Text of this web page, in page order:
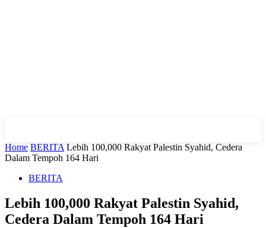
Home BERITA Lebih 100,000 Rakyat Palestin Syahid, Cedera
Dalam Tempoh 164 Hari
BERITA
Lebih 100,000 Rakyat Palestin Syahid,
Cedera Dalam Tempoh 164 Hari